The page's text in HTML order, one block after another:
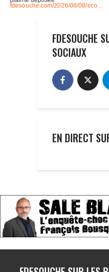
FDESOUCHE
SOCIAUX
EN DIRECT